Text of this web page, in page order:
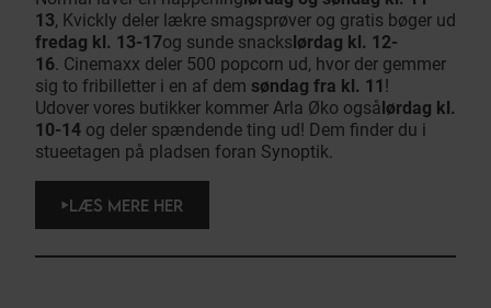
13, Kvickly deler lækre smagsprøver og gratis bøger ud
fredag kl. 13-17og sunde snacks lørdag kl. 12-
16. Cinemaxx deler 500 popcorn ud, hvor der gemmer
sig to fribilletter i en af dem søndag fra kl. 11 !
Udover vores butikker kommer Arla Øko også lørdag kl.
10-14 og deler spændende ting ud! Dem finder du i
stueetagen på pladsen foran Synoptik.
LÆS MERE HER